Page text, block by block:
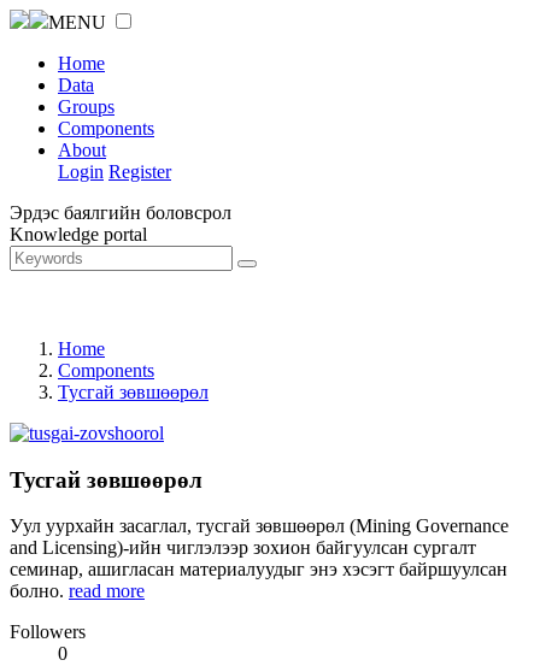
MENU
Home
Data
Groups
Components
About
Login Register
Эрдэс баялгийн боловсрол
Knowledge portal
Home
Components
Тусгай зөвшөөрөл
Тусгай зөвшөөрөл
Уул уурхайн засаглал, тусгай зөвшөөрөл (Mining Governance
and Licensing)-ийн чиглэлээр зохион байгуулсан сургалт
семинар, ашигласан материалуудыг энэ хэсэгт байршуулсан
болно. read more
Followers
0